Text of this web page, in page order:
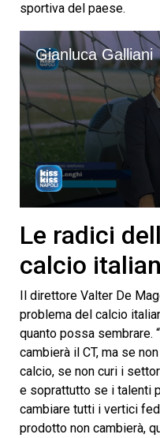
sportiva del paese.
Gianluca Galliani
seconds
minutes,
48
seconds
Le radici
calcio
Il direttore Valter De
problema del calcio
quanto possa sembrare.
cambierà il CT, ma se
calcio, se non curi i
e soprattutto se i talenti
cambiare tutti i vertici
prodotto non cambierà,